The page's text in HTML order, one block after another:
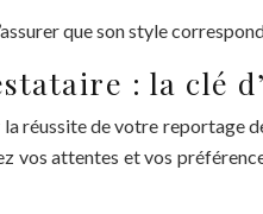
que son style
: la clé
de votre reportage
attentes et vos